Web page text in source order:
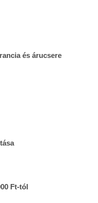
és árucsere
Ft-tól